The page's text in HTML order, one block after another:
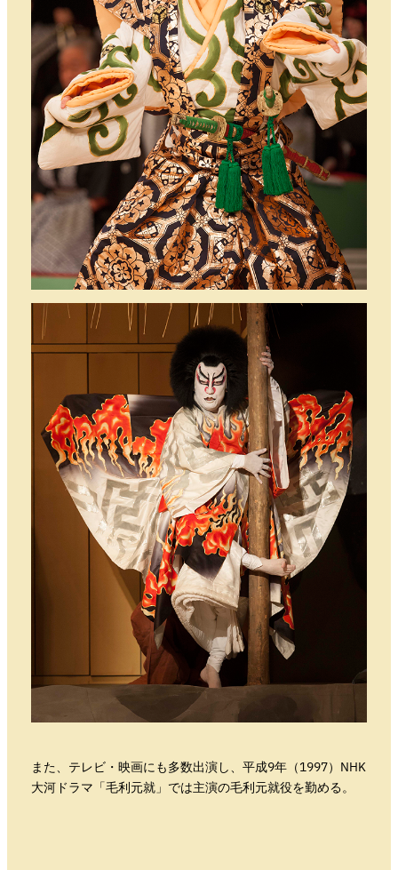
また、テレビ・映画にも多数出演し、平成9年（1997）NHK
大河ドラマ「毛利元就」では主演の毛利元就役を勤める。